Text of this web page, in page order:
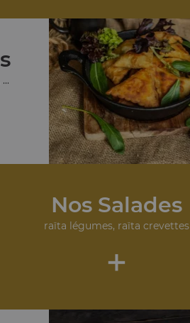
Nos Salades
raïta légumes, raïta crevettes
+